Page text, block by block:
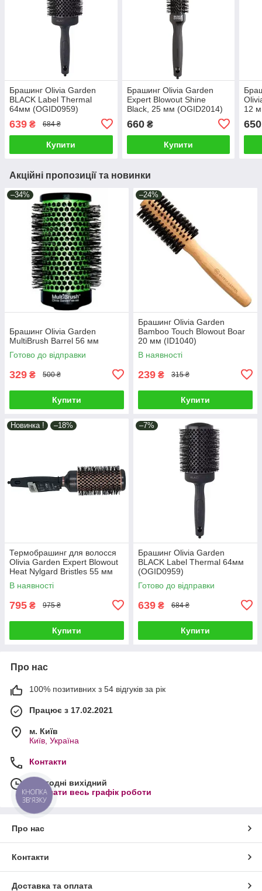
Брашинг Olivia Garden
BLACK Label Thermal
64мм (OGID0959)
639 ₴ 684 ₴
Купити
Брашинг Olivia Garden
Expert Blowout Shine
Black, 25 мм (OGID2014)
660₴
Купити
12
650
Акційні пропозиції та новинки
–34%
Брашинг Olivia Garden
MultiBrush Barrel 56 мм
Готово до відправки
329 ₴ 500 ₴
Купити
–24%
Брашинг Olivia Garden
Bamboo Touch Blowout Boar
20 мм (ID1040)
В наявності
239 ₴ 315 ₴
Купити
Новинка ! –18%
Термобрашинг для волосся
Olivia Garden Expert Blowout
Heat Nylgard Bristles 55 мм
(OGID2181)
В наявності
795 ₴ 975 ₴
Купити
–7%
Брашинг Olivia Garden
BLACK Label Thermal 64мм
(OGID0959)
Готово до відправки
639 ₴ 684 ₴
Купити
Про нас
100% позитивних з 54 відгуків за рік
Працює з 17.02.2021
м. Київ
Київ, Україна
Контакти
Сьогодні вихідний
Показати весь графік роботи
Про нас
Контакти
Доставка та оплата
КНОПКА
ЗВ'ЯЗКУ